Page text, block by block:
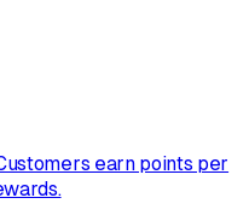
earn points per